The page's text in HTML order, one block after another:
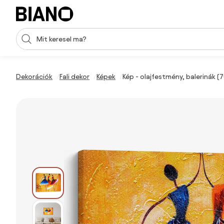
Navigáció kihagyása, ugrás a tartalomra
Keresési bevitel
Dekorációk Fali dekor Képek Kép - olajfestmény, balerinák